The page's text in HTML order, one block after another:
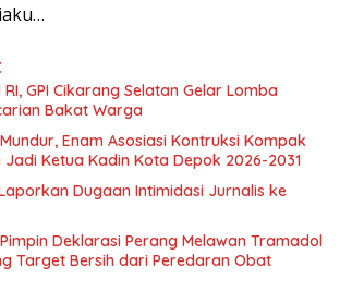
RI, GPI Cikarang Selatan Gelar Lomba
Bakat Warga
Enam Asosiasi Kontruksi Kompak
Jadi Ketua Kadin Kota Depok 2026-2031
Dugaan Intimidasi Jurnalis ke
Deklarasi Perang Melawan Tramadol
Target Bersih dari Peredaran Obat